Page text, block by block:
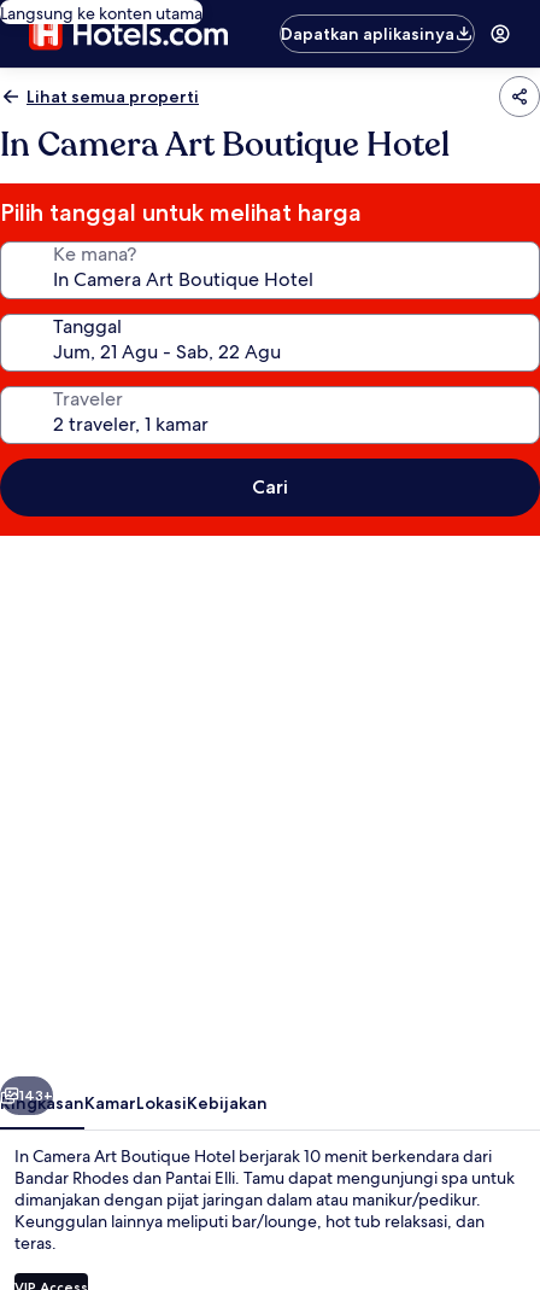
Langsung ke konten utama
Dapatkan aplikasinya
Lihat semua properti
In Camera Art Boutique Hotel
Pilih tanggal untuk melihat harga
Ke mana?
Tanggal
Traveler
Cari
Berikutnya
143+
RingkasanKamarLokasiKebijakan
In Camera Art Boutique Hotel berjarak 10 menit berkendara dari
Bandar Rhodes dan Pantai Elli. Tamu dapat mengunjungi spa untuk
dimanjakan dengan pijat jaringan dalam atau manikur/pedikur.
Keunggulan lainnya meliputi bar/lounge, hot tub relaksasi, dan
teras.